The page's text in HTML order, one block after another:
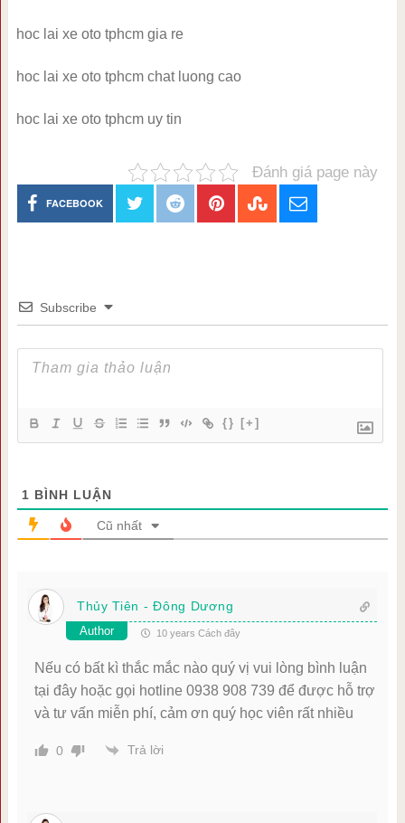
hoc lai xe oto tphcm gia re
hoc lai xe oto tphcm chat luong cao
hoc lai xe oto tphcm uy tin
Đánh giá page này
FACEBOOK
Subscribe
{} [+]
1 BÌNH LUẬN
Cũ nhất
Thủy Tiên - Đông Dương
Author 10 years Cách đây
Nếu có bất kì thắc mắc nào quý vị vui lòng bình luận
tại đây hoặc gọi hotline 0938 908 739 để được hỗ trợ
và tư vấn miễn phí, cảm ơn quý học viên rất nhiều
0 Trả lời